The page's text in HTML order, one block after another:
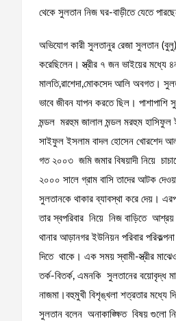
থেকে সুলতান নিজ ঘর-বাড়ীতে যেতে
অভিযোগ কারী সুলতানুর রেজা সুলতান (বুলু)
করেছিলেন। স্ত্রীর ৭ জন ভাইয়ের মধ্যে
মালতি,রাশেদা,মোকসেদ আলি অবগত।
ভাবে জীবন যাপন করতে ছিল।
মন্ডল মরহুম জালাল মন্ডল মরহুম
সাইফুল ইসলাম বাদল হোসেন খোরশেদ
গত ২০০৩ জমি জমার বিষয়াদী নিয়ে
২০০০ সালে গ্রাম বাসি তাদের আটক
সুলতানকে থাকার ব্যাবস্থা করে দেয়।
তার স্বপরিবার নিয়ে নিজ বাড়িতে
থানার আড়ানগর ইউনিয়ন পরিবার
দিতে থাকে। এক সময় স্বামী-স্ত্রীর
তর্ক-বিতর্ক, এমনকি সুলতানের বয়োবৃদ্ধ
নাজমা।বহুমুখী বিশৃঙ্খলা শত্রতার মধ্যে
সুলতান বলেন অনাকাঙ্ক্ষিত বিষয় গুলো